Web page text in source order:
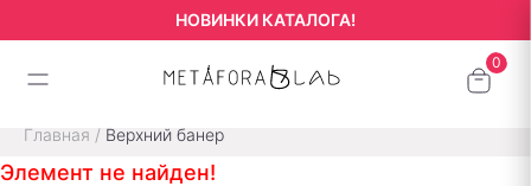
НОВИНКИ КАТАЛОГА!
Главная / Верхний банер
Элемент не найден!